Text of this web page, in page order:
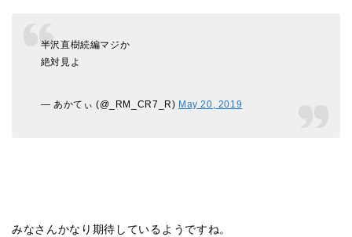
半沢直樹続編マジか
絶対見よ
— あかてぃ (@_RM_CR7_R) May 20, 2019
みなさんかなり期待しているようですね。